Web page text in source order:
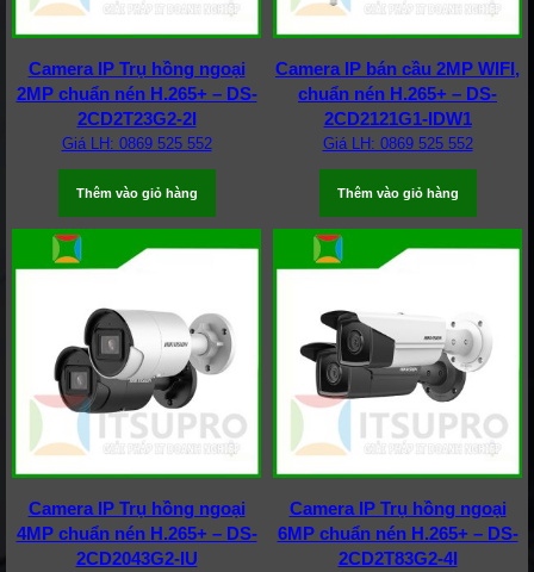
Camera IP Trụ hồng ngoại
2MP chuẩn nén H.265+ – DS-
2CD2T23G2-2I
Giá LH: 0869 525 552
Thêm vào giỏ hàng
Camera IP bán cầu 2MP WIFI,
chuẩn nén H.265+ – DS-
2CD2121G1-IDW1
Giá LH: 0869 525 552
Thêm vào giỏ hàng
Camera IP Trụ hồng ngoại
4MP chuẩn nén H.265+ – DS-
2CD2043G2-IU
Camera IP Trụ hồng ngoại
6MP chuẩn nén H.265+ – DS-
2CD2T83G2-4I